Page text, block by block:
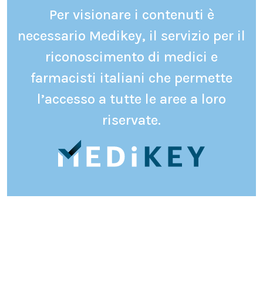
Per visionare i contenuti è
necessario Medikey, il servizio per il
riconoscimento di medici e
farmacisti italiani che permette
l’accesso a tutte le aree a loro
riservate.